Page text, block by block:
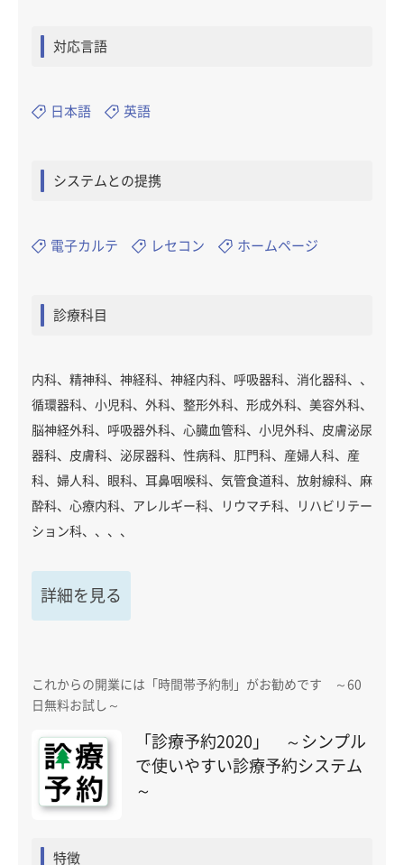
対応言語
日本語 英語
システムとの提携
電子カルテ レセコン ホームページ
診療科目
内科、精神科、神経科、神経内科、呼吸器科、消化器科、、
循環器科、小児科、外科、整形外科、形成外科、美容外科、
脳神経外科、呼吸器外科、心臓血管科、小児外科、皮膚泌尿
器科、皮膚科、泌尿器科、性病科、肛門科、産婦人科、産
科、婦人科、眼科、耳鼻咽喉科、気管食道科、放射線科、麻
酔科、心療内科、アレルギー科、リウマチ科、リハビリテー
ション科、、、、
詳細を見る
これからの開業には「時間帯予約制」がお勧めです ～60
日無料お試し～
「診療予約2020」 ～シンプル
で使いやすい診療予約システム
～
特徴